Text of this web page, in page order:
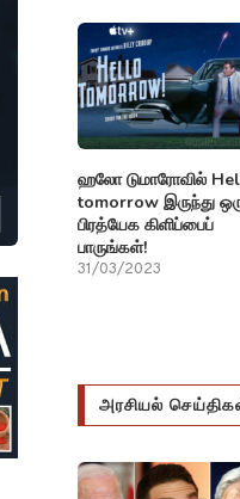
ஹலோ டுமாரோவில்
tomorrow இருந்து
பிரத்யேக கிளிப்பைப்
பாருங்கள்!
31/03/2023
அரசியல்